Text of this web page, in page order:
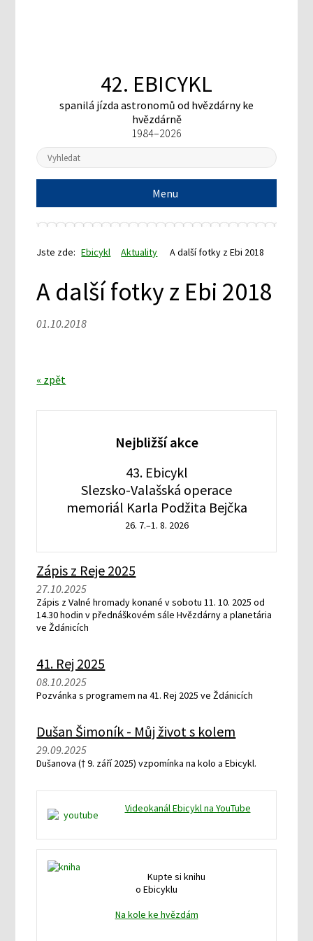
42. EBICYKL
spanilá jízda astronomů od hvězdárny ke
hvězdárně
1984–2026
Menu
Jste zde: Ebicykl Aktuality A další fotky z Ebi 2018
A další fotky z Ebi 2018
01.10.2018
« zpět
Nejbližší akce
43. Ebicykl
Slezsko-Valašská operace
memoriál Karla Podžita Bejčka
26. 7.–1. 8. 2026
Zápis z Reje 2025
27.10.2025
Zápis z Valné hromady konané v sobotu 11. 10. 2025 od
14.30 hodin v přednáškovém sále Hvězdárny a planetária
ve Ždánicích
41. Rej 2025
08.10.2025
Pozvánka s programem na 41. Rej 2025 ve Ždánicích
Dušan Šimoník - Můj život s kolem
29.09.2025
Dušanova († 9. září 2025) vzpomínka na kolo a Ebicykl.
Videokanál Ebicykl na YouTube
Kupte si knihu
o Ebicyklu
Na kole ke hvězdám